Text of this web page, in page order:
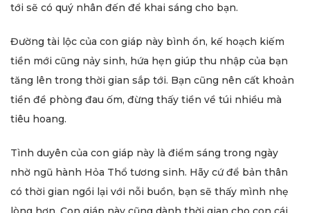
tới sẽ có quý nhân đến để khai sáng cho bạn.
Đường tài lộc của con giáp này bình ổn, kế hoạch kiếm
tiền mới cũng nảy sinh, hứa hẹn giúp thu nhập của bạn
tăng lên trong thời gian sắp tới. Bạn cũng nên cất khoản
tiền đề phòng đau ốm, đừng thấy tiền về túi nhiều mà
tiêu hoang.
Tình duyên của con giáp này là điểm sáng trong ngày
nhờ ngũ hành Hỏa Thổ tương sinh. Hãy cứ để bản thân
có thời gian ngồi lại với nỗi buồn, bạn sẽ thấy mình nhẹ